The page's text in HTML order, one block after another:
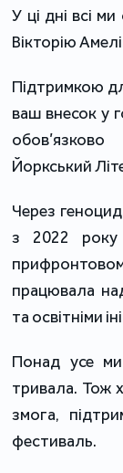
У ці дні всі
Вікторію
Підтримкою
ваш внесок у
Йоркський
Через
з 2022 року
працювала
та освітніми
Понад усе
тривала. Тож
змога,
фестиваль.